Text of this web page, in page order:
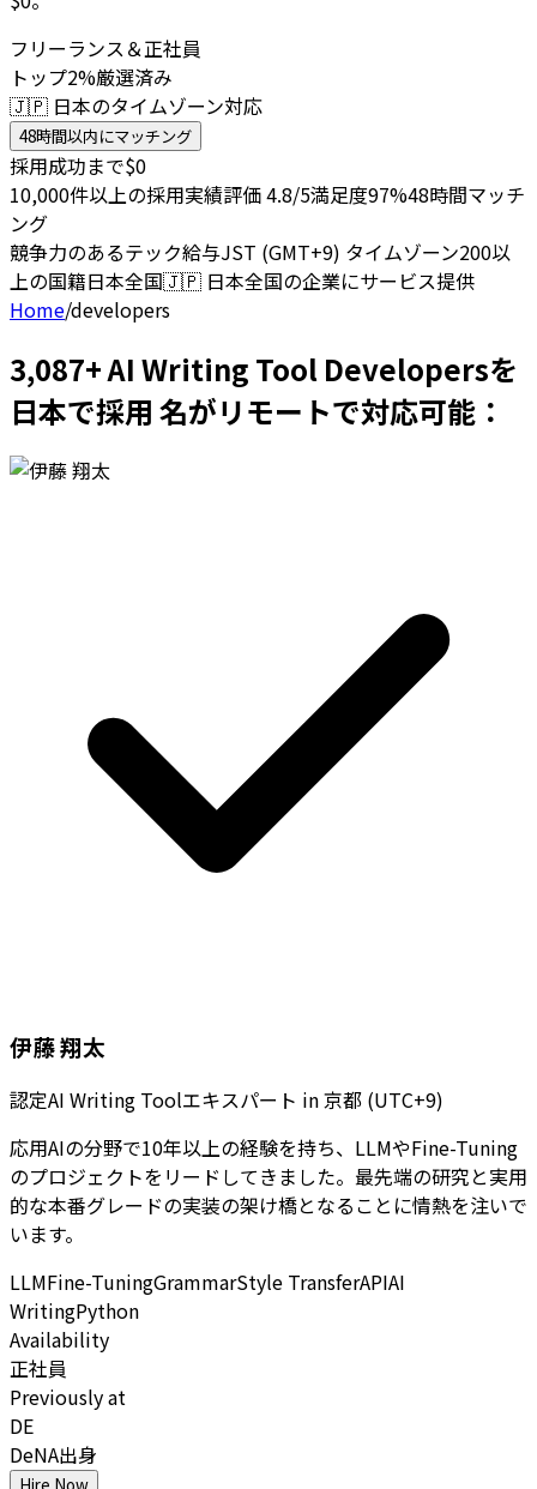
フリーランス＆正社員
トップ2%厳選済み
🇯🇵 日本のタイムゾーン対応
48時間以内にマッチング
採用成功まで$0
10,000件以上の採用実績評価 4.8/5満足度97%48時間マッチ
ング
競争力のあるテック給与JST (GMT+9) タイムゾーン200以
上の国籍日本全国🇯🇵 日本全国の企業にサービス提供
Home/developers
3,087+ AI Writing Tool Developersを
日本で採用 名がリモートで対応可能：
伊藤 翔太
認定AI Writing Toolエキスパート in京都 (UTC+9)
応用AIの分野で10年以上の経験を持ち、LLMやFine-Tuning
のプロジェクトをリードしてきました。最先端の研究と実用
的な本番グレードの実装の架け橋となることに情熱を注いで
います。
LLMFine-TuningGrammarStyle TransferAPIAI
WritingPython
Availability
正社員
Previously at
DE
DeNA出身